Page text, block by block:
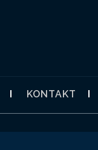
KONTAKT